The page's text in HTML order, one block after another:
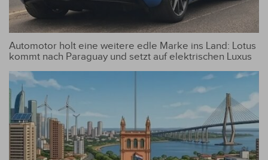
Automotor holt eine weitere edle Marke ins Land: Lotus
kommt nach Paraguay und setzt auf elektrischen Luxus